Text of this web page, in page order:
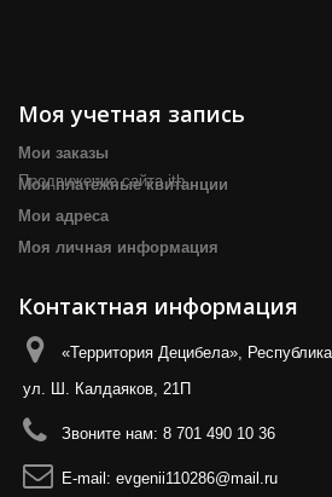
Продвижение сайта itb
Моя учетная запись
Мои заказы
Мои платёжные квитанции
Мои адреса
Моя личная информация
Контактная информация
«Территория Децибела»,
ул. Ш. Калдаяков, 21П
Звоните нам: 8 701 490 10 36
E-mail: evgenii110286@mail.ru